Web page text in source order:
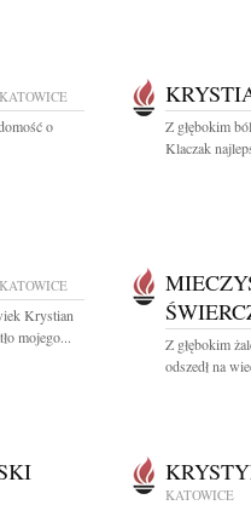
KATOWICE
o
Z głębokim
Klaczak
KATOWICE
Krystian
mojego...
Z głębokim
odszedł na
KATOWICE